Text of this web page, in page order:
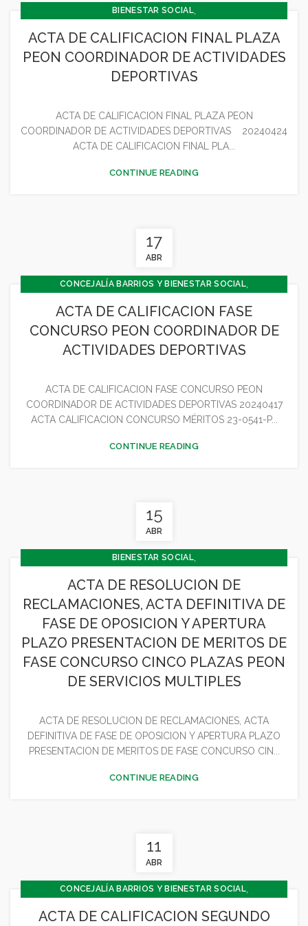
BIENESTAR SOCIAL,
CONCEJALÍA DEPORTES ,CONCEJALÍA ECONOMÍA ,
CONCEJALÍA JUVENTUD INFANCIA Y PARTICIPACIÓN,
GENERAL ,JUVENTUD - INFANCIA
ACTA DE CALIFICACION FINAL PLAZA
PEON COORDINADOR DE ACTIVIDADES
DEPORTIVAS
ACTA DE CALIFICACION FINAL PLAZA PEON
COORDINADOR DE ACTIVIDADES DEPORTIVAS 20240424
ACTA DE CALIFICACION FINAL PLA...
CONTINUE READING
17
ABR
CONCEJALÍA BARRIOS Y BIENESTAR SOCIAL
CONCEJALÍA DEPORTES , CONCEJALÍA ECONOMÍA
CONCEJALÍA JUVENTUD INFANCIA Y PARTICIPACIÓN,
DEPORTES ,GENERAL,JUVENTUD - INFANCIA
ACTA DE CALIFICACION FASE
CONCURSO PEON COORDINADOR DE
ACTIVIDADES DEPORTIVAS
ACTA DE CALIFICACION FASE CONCURSO PEON
COORDINADOR DE ACTIVIDADES DEPORTIVAS 20240417
ACTA CALIFICACION CONCURSO MÉRITOS 23-0541-P...
CONTINUE READING
15
ABR
BIENESTAR SOCIAL,
CONCEJALIA CULTURA Y TURISMO,
CONCEJALÍA DEPORTES,CONCEJALÍA ECONOMÍA,
CONCEJALÍA FESTEJOS,
CONCEJALÍA JUVENTUD INFANCIA Y PARTICIPACIÓN
CONCEJALÍA OBRAS CULTURA, GENERAL,
MEDIO AMBIENTE
ACTA DE RESOLUCION DE
RECLAMACIONES, ACTA DEFINITIVA DE
FASE DE OPOSICION Y APERTURA
PLAZO PRESENTACION DE MERITOS DE
FASE CONCURSO CINCO PLAZAS PEON
DE SERVICIOS MULTIPLES
ACTA DE RESOLUCION DE RECLAMACIONES, ACTA
DEFINITIVA DE FASE DE OPOSICION Y APERTURA PLAZO
PRESENTACION DE MERITOS DE FASE CONCURSO CIN...
CONTINUE READING
11
ABR
CONCEJALÍA BARRIOS Y BIENESTAR SOCIAL
CONCEJALÍA JUVENTUD INFANCIA Y PARTICIPACIÓN,
ACTA DE CALIFICACION SEGUNDO